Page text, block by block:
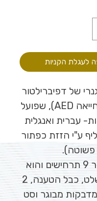
לעגלת הקניות
של דפיברילטור
(מכשיר החייאה AED), שפועל
עברית ואנגלית
ע"י הזזת כפתור
פשוטה).
לסימולטור 9 תרחישים והוא
מגיע עם שלט, כבל הטענה, 2
מבוגר וסט